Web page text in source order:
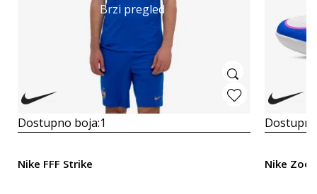
Brzi pregled
Dostupno boja:1
Nike FFF Strike Nike